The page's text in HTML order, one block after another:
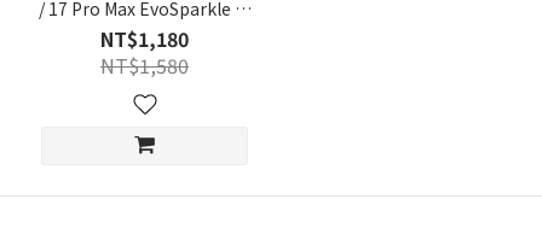
/ 17 Pro Max EvoSparkle 閃
耀防摔手機殼（支援
MagSafe）
NT$1,180
NT$1,580